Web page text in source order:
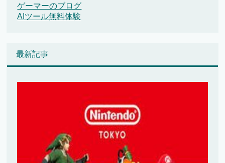
ゲーマーのブログ
AIツール無料体験
最新記事